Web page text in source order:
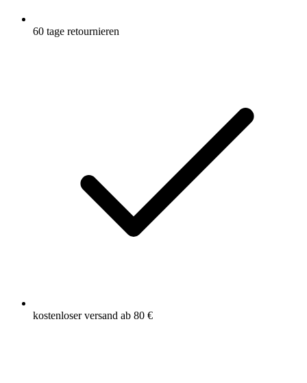
60 tage retournieren
kostenloser versand ab 80 €